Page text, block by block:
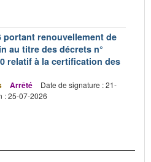
portant renouvellement de
au titre des décrets n°
relatif à la certification des
Arrêté
Date de signature : 21-
: 25-07-2026